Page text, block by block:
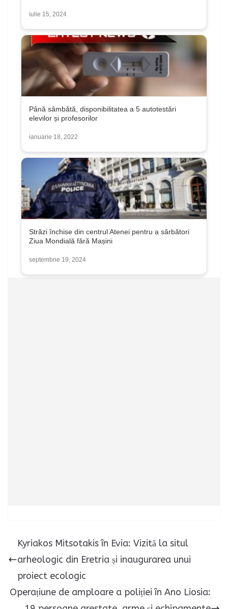
iulie 15, 2024
Până sâmbătă, disponibilitatea a 5 autotestări
elevilor și profesorilor
ianuarie 18, 2022
Străzi închise din centrul Atenei pentru a sărbători
Ziua Mondială fără Mașini
septembrie 19, 2024
Kyriakos Mitsotakis în Evia: Vizită la situl
arheologic din Eretria și inaugurarea unui
proiect ecologic
Operațiune de amploare a poliției în Ano Liosia: